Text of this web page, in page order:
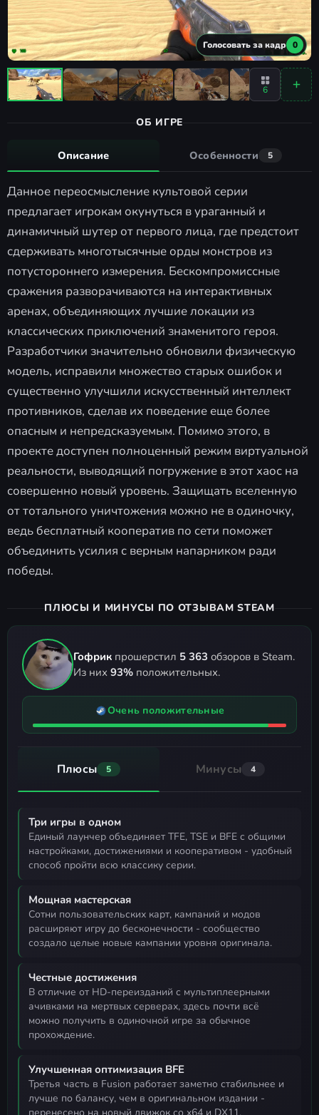
Голосовать за кадр 0
6
ОБ ИГРЕ
Описание Особенности 5
Данное переосмысление культовой серии
предлагает игрокам окунуться в ураганный и
динамичный шутер от первого лица, где предстоит
сдерживать многотысячные орды монстров из
потустороннего измерения. Бескомпромиссные
сражения разворачиваются на интерактивных
аренах, объединяющих лучшие локации из
классических приключений знаменитого героя.
Разработчики значительно обновили физическую
модель, исправили множество старых ошибок и
существенно улучшили искусственный интеллект
противников, сделав их поведение еще более
опасным и непредсказуемым. Помимо этого, в
проекте доступен полноценный режим виртуальной
реальности, выводящий погружение в этот хаос на
совершенно новый уровень. Защищать вселенную
от тотального уничтожения можно не в одиночку,
ведь бесплатный кооператив по сети поможет
объединить усилия с верным напарником ради
победы.
ПЛЮСЫ И МИНУСЫ ПО ОТЗЫВАМ STEAM
Гофрик прошерстил 5 363 обзоров в Steam.
Из них 93% положительных.
Очень положительные
Плюсы 5 Минусы 4
Три игры в одном
единый лаунчер объединяет TFE, TSE и BFE с общими
настройками, достижениями и кооперативом - удобный
способ пройти всю классику серии.
Мощная мастерская
сотни пользовательских карт, кампаний и модов
расширяют игру до бесконечности - сообщество
создало целые новые кампании уровня оригинала.
Честные достижения
в отличие от HD-переизданий с мультиплеерными
ачивками на мертвых серверах, здесь почти всё
можно получить в одиночной игре за обычное
прохождение.
Улучшенная оптимизация BFE
третья часть в Fusion работает заметно стабильнее и
лучше по балансу, чем в оригинальном издании -